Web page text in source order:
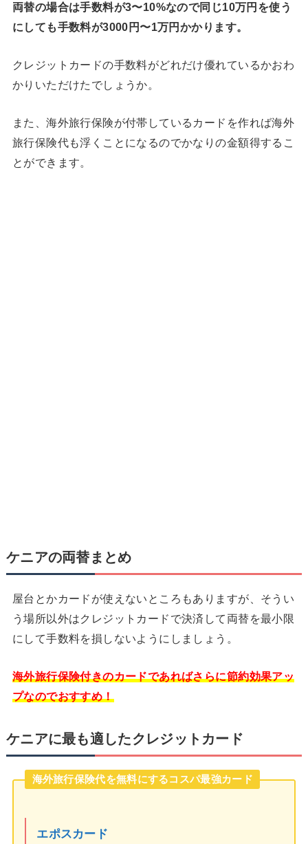
両替の場合は手数料が3〜10%なので同じ10万円を使う
にしても手数料が3000円〜1万円かかります。
クレジットカードの手数料がどれだけ優れているかおわ
かりいただけたでしょうか。
また、海外旅行保険が付帯しているカードを作れば海外
旅行保険代も浮くことになるのでかなりの金額得するこ
とができます。
ケニアの両替まとめ
屋台とかカードが使えないところもありますが、そうい
う場所以外はクレジットカードで決済して両替を最小限
にして手数料を損しないようにしましょう。
海外旅行保険付きのカードであればさらに節約効果アッ
プなのでおすすめ！
ケニアに最も適したクレジットカード
海外旅行保険代を無料にするコスパ最強カード
エポスカード